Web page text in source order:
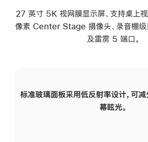
27 英寸 5K 视网膜显示屏、支持桌上
像素 Center Stage 摄像头、录音棚级
及雷雳 5 端口。
标准玻璃面板采用低反射率设计，可
幕眩光。